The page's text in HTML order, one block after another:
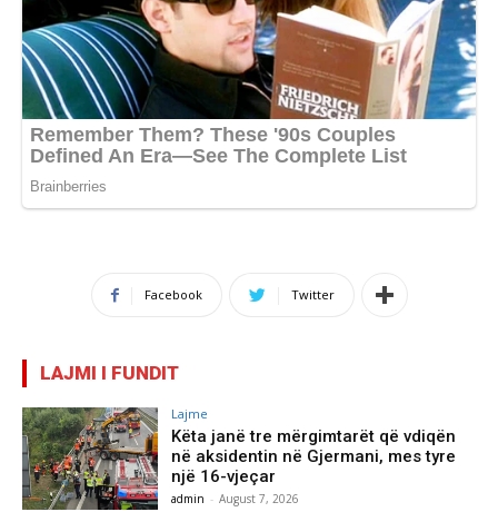
Facebook Twitter
LAJMI I FUNDIT
Lajme
Këta janë tre mërgimtarët që vdiqën
në aksidentin në Gjermani, mes tyre
një 16-vjeçar
admin - August 7, 2026